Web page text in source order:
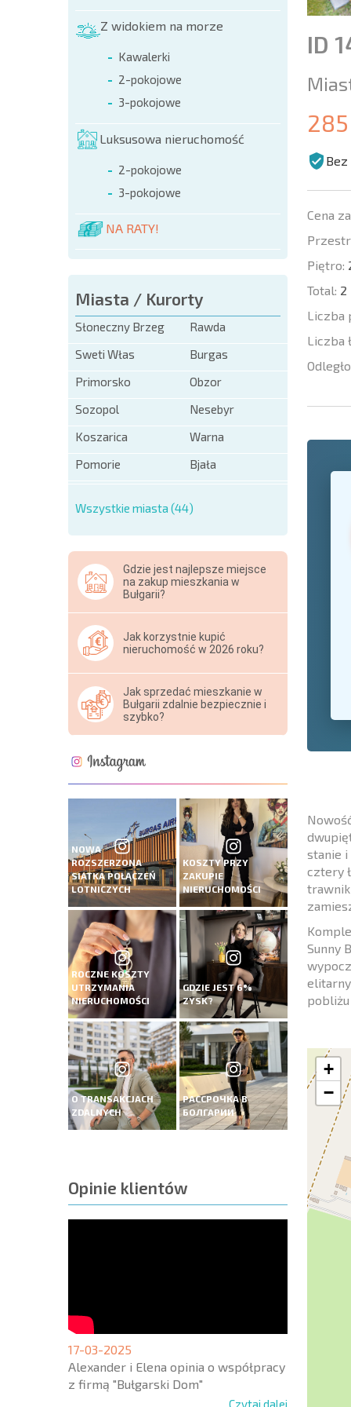
Z widokiem na morze
Kawalerki
2-pokojowe
3-pokojowe
Luksusowa nieruchomość
2-pokojowe
3-pokojowe
NA RATY!
Miasta / Kurorty
Słoneczny Brzeg
Rawda
Sweti Włas
Burgas
Primorsko
Obzor
Sozopol
Nesebyr
Koszarica
Warna
Pomorie
Bjała
Wszystkie miasta (44)
Gdzie jest najlepsze miejsce
na zakup mieszkania w
Bułgarii?
Jak korzystnie kupić
nieruchomość w 2026 roku?
Jak sprzedać mieszkanie w
Bułgarii zdalnie bezpiecznie i
szybko?
NOWA
ROZSZERZONA
SIATKA POŁĄCZEŃ
LOTNICZYCH
KOSZTY PRZY
ZAKUPIE
NIERUCHOMOŚCI
ROCZNE KOSZTY
UTRZYMANIA
NIERUCHOMOŚCI
GDZIE JEST 6%
ZYSK?
O TRANSAKCJACH
ZDALNYCH
РАССРОЧКА В
БОЛГАРИИ
Opinie klientów
17-03-2025
Alexander i Elena opinia o współpracy
z firmą "Bułgarski Dom"
Czytaj dalej
ID
Cena
Piętro:
Total: 2
Liczba
Liczba
United
+1
* Pola
stanie i
cztery
Sunny
+
−